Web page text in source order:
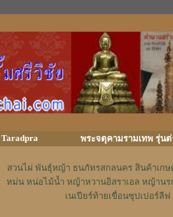
Taradpra พระจตุคามรามเทพ รุ่นต่
สวนไผ่ พันธุ์หญ้า ธนภัทรสกลนคร สินค้าเกษ
หม่น หน่อไม้น้ำ หญ้าหวานอิสราเอล หญ้านร
เนเปียร์ท้ายเขื่อนซุปเปอร์ลี